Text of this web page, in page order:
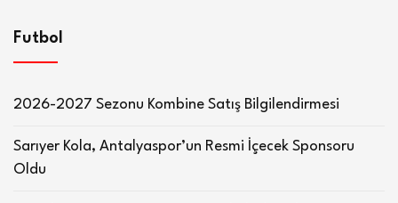
Futbol
2026-2027 Sezonu Kombine Satış Bilgilendirmesi
Sarıyer Kola, Antalyaspor’un Resmi İçecek Sponsoru
Oldu